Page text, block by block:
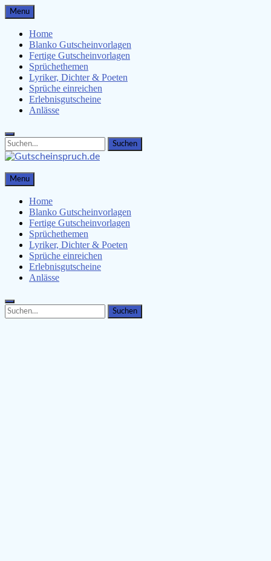
Skip
to
content
Menu
Home
Blanko Gutscheinvorlagen
Fertige Gutscheinvorlagen
Sprüchethemen
Lyriker, Dichter & Poeten
Sprüche einreichen
Erlebnisgutscheine
Anlässe
Search
for:
Search
Gutscheinspruch.de
Gutscheinsprüche & Gutscheinvorlagen finden
Menu
Home
Blanko Gutscheinvorlagen
Fertige Gutscheinvorlagen
Sprüchethemen
Lyriker, Dichter & Poeten
Sprüche einreichen
Erlebnisgutscheine
Anlässe
Search
for:
Search